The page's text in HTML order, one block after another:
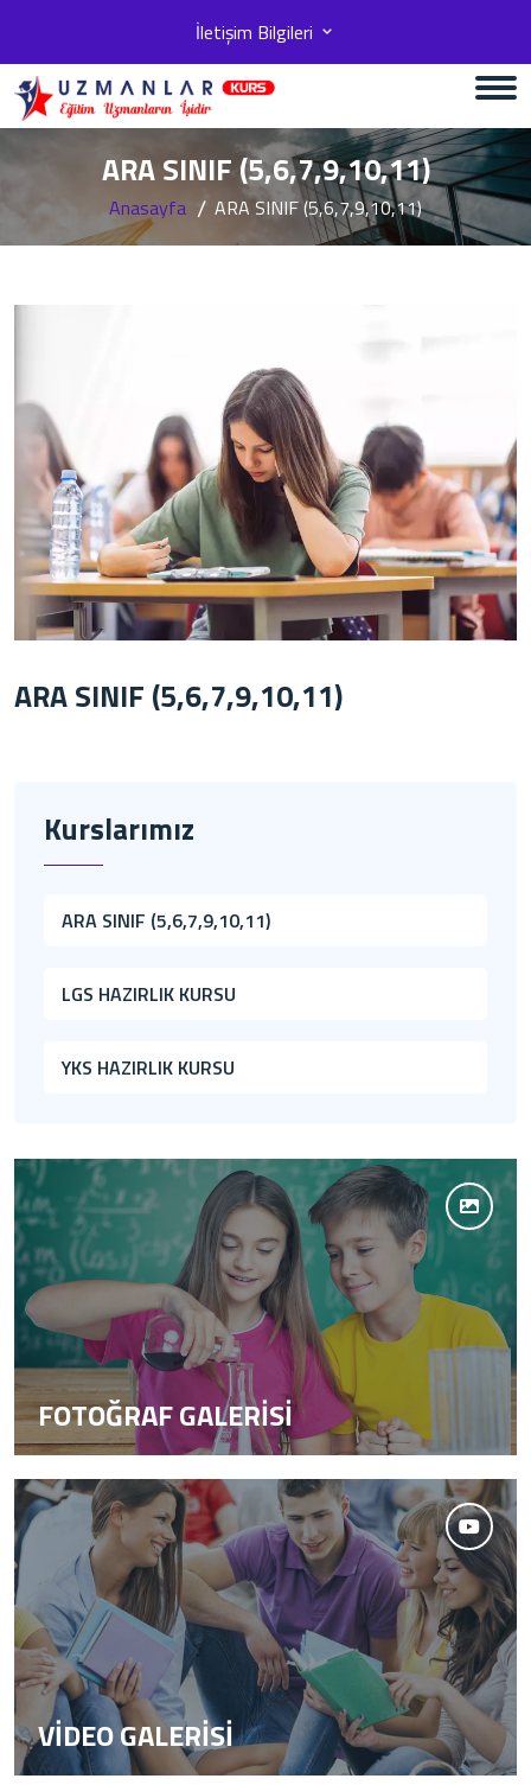
İletişim Bilgileri
ARA SINIF (5,6,7,9,10,11)
Anasayfa ARA SINIF (5,6,7,9,10,11)
ARA SINIF (5,6,7,9,10,11)
Kurslarımız
ARA SINIF (5,6,7,9,10,11)
LGS HAZIRLIK KURSU
YKS HAZIRLIK KURSU
FOTOĞRAF GALERİSİ
VİDEO GALERİSİ